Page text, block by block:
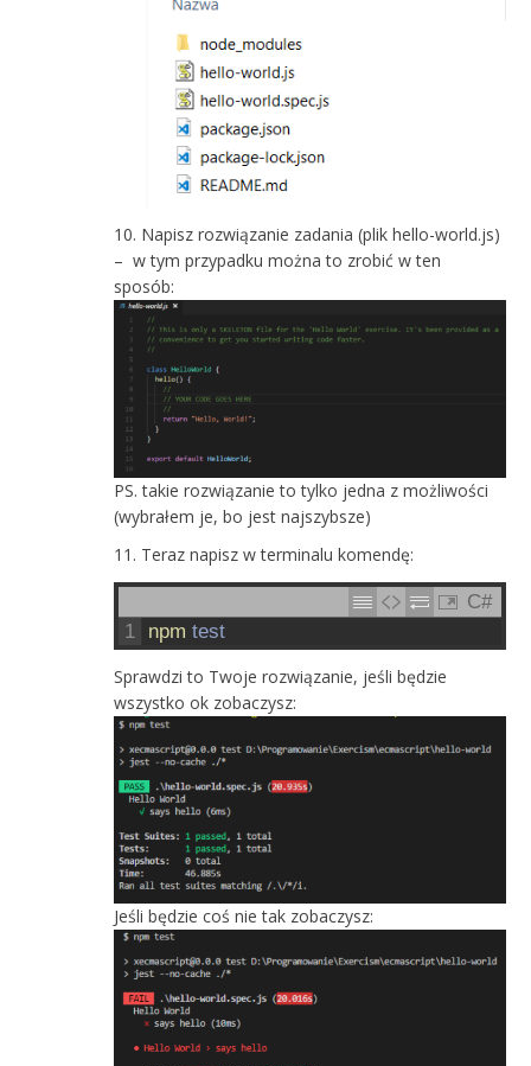
Napisz rozwiązanie zadania (plik hello-world.js)
– w tym przypadku można to zrobić w ten
sposób:
PS. takie rozwiązanie to tylko jedna z możliwości
(wybrałem je, bo jest najszybsze)
Teraz napisz w terminalu komendę:
C#
1
npm test
Sprawdzi to Twoje rozwiązanie, jeśli będzie
wszystko ok zobaczysz:
Jeśli będzie coś nie tak zobaczysz: